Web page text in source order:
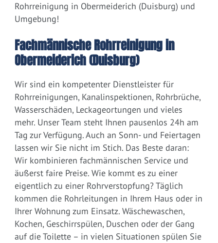
Rohrreinigung in Obermeiderich (Duisburg) und
Umgebung!
Fachmännische Rohrreinigung in
Obermeiderich (Duisburg)
Wir sind ein kompetenter Dienstleister für
Rohrreinigungen, Kanalinspektionen, Rohrbrüche,
Wasserschäden, Leckageortungen und vieles
mehr. Unser Team steht Ihnen pausenlos 24h am
Tag zur Verfügung. Auch an Sonn- und Feiertagen
lassen wir Sie nicht im Stich. Das Beste daran:
Wir kombinieren fachmännischen Service und
äußerst faire Preise. Wie kommt es zu einer
eigentlich zu einer Rohrverstopfung? Täglich
kommen die Rohrleitungen in Ihrem Haus oder in
Ihrer Wohnung zum Einsatz. Wäschewaschen,
Kochen, Geschirrspülen, Duschen oder der Gang
auf die Toilette – in vielen Situationen spülen Sie